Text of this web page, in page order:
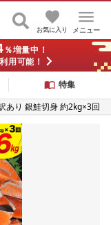
メニュー
お気に入り
％増量中！
用可能！
特集
あり 銀鮭切身 約2kg×3回